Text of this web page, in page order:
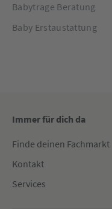
Babytrage Beratung
Baby Erstaustattung
Immer für dich da
Finde deinen Fachmarkt
Kontakt
Services